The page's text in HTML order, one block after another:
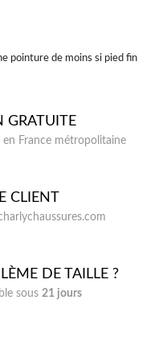
pointure de moins si pied fin
GRATUITE
en France métropolitaine
CLIENT
DE TAILLE ?
sous 21 jours